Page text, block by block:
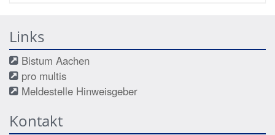
Links
Bistum Aachen
pro multis
Meldestelle Hinweisgeber
Kontakt